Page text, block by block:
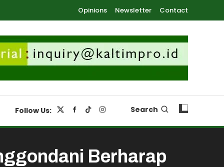
Opinions Newsletter Contact
Follow Us: Search
Berharap